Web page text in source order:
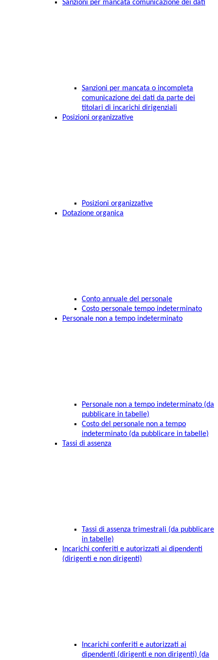
Sanzioni per mancata comunicazione dei dati
Sanzioni per mancata o incompleta
comunicazione dei dati da parte dei
titolari di incarichi dirigenziali
Posizioni organizzative
Posizioni organizzative
Dotazione organica
Conto annuale del personale
Costo personale tempo indeterminato
Personale non a tempo indeterminato
Personale non a tempo indeterminato (da
pubblicare in tabelle)
Costo del personale non a tempo
indeterminato (da pubblicare in tabelle)
Tassi di assenza
Tassi di assenza trimestrali (da pubblicare
in tabelle)
Incarichi conferiti e autorizzati ai dipendenti
(dirigenti e non dirigenti)
Incarichi conferiti e autorizzati ai
dipendenti (dirigenti e non dirigenti) (da